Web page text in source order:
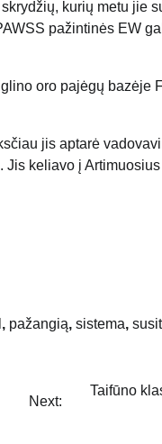
kurių metu jie
pažintinės EW
oro pajėgų
jis aptarė
keliavo į
, pažangią, sistema,
Next:
Taifūno